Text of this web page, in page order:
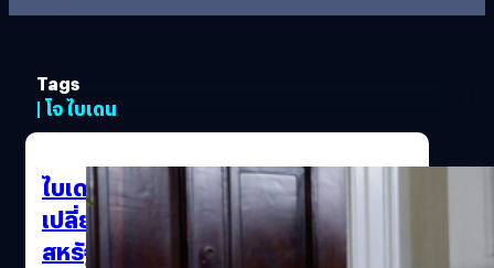
Tags
| โจ ไบเดน
ไบเดนบอกกับ สี จิ้นผิง ว่าต้องการ
เปลี่ยนความเป็นเจ้าของ TikTok ใน
สหรัฐฯ เพื่อความมั่นคง